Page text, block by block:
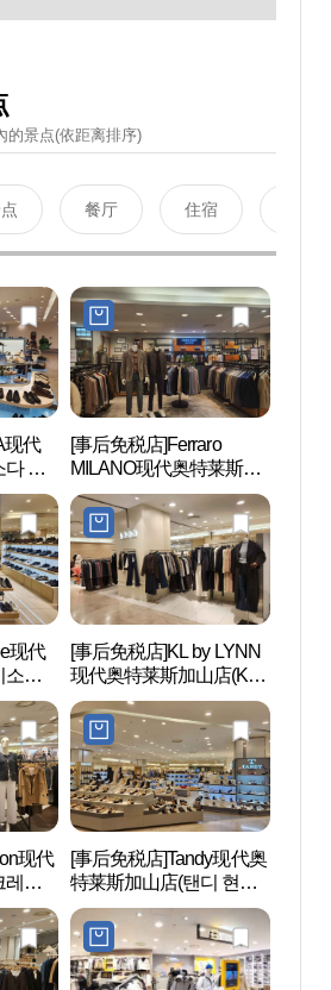
的景点(依距离排序)
餐厅 住宿
现代
다 현
[事后免税店]Ferraro
MILANO现代奥特莱斯加
山店(페라로밀라노 현대
아울렛 가산점)
现代
소페
)
[事后免税店]KL by LYNN
现代奥特莱斯加山店(KL
by LYNN 현대아울렛 가
산점)
现代
레송
)
[事后免税店]Tandy现代奥
特莱斯加山店(탠디 현대
아울렛 가산점)